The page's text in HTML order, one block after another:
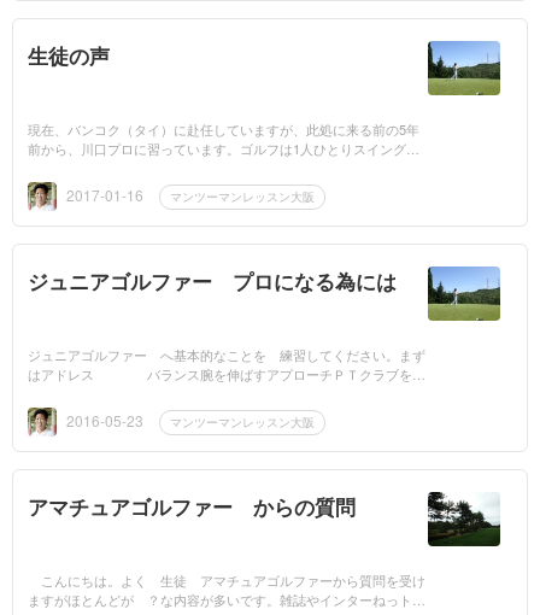
生徒の声
現在、バンコク（タイ）に赴任していますが、此処に来る前の5年
前から、川口プロに習っています。ゴルフは1人ひとりスイングが
ーメードになると...
2017-01-16 マンツーマンレッスン大阪
ジュニアゴルファー プロになる為には
ジュニアゴルファー へ基本的なことを 練習してください。まず
はアドレス バランス腕を伸ばすアプローチＰＴクラブを振
2016-05-23 マンツーマンレッスン大阪
アマチュアゴルファー からの質問
こんにちは。よく 生徒 アマチュアゴルファーから質問を受け
ますがほとんどが ？な内容が多いです。雑誌やインターねっトを